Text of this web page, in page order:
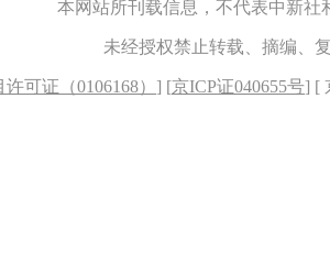
本网站所刊载信息，不代表中新
未经授权禁止转载、摘编、
可证（0106168） ] [京ICP证040655号] [